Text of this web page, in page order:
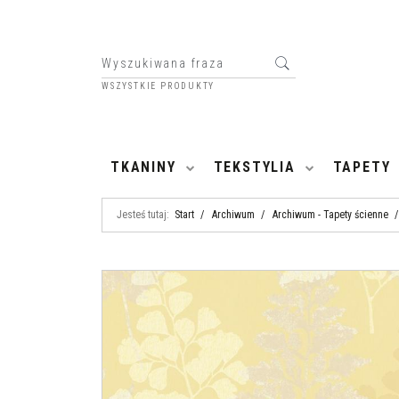
WSZYSTKIE PRODUKTY
TKANINY TEKSTYLIA TAPETY
Jesteś tutaj: Start / Archiwum / Archiwum - Tapety ścienne /